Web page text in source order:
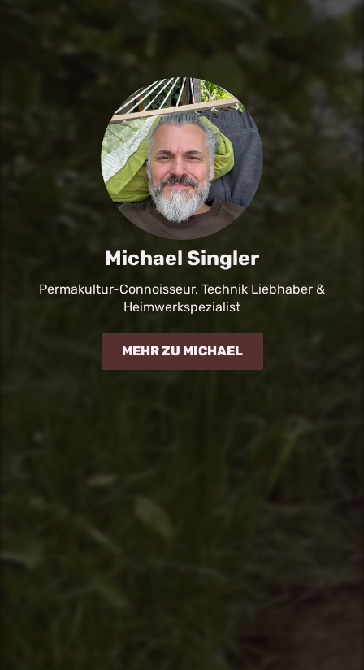
Michael Singler
Permakultur-Connoisseur, Technik Liebhaber &
Heimwerkspezialist
MEHR ZU MICHAEL